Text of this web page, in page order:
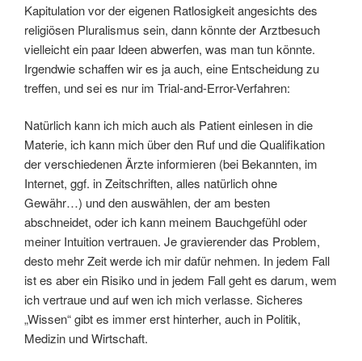
Kapitulation vor der eigenen Ratlosigkeit angesichts des
religiösen Pluralismus sein, dann könnte der Arztbesuch
vielleicht ein paar Ideen abwerfen, was man tun könnte.
Irgendwie schaffen wir es ja auch, eine Entscheidung zu
treffen, und sei es nur im Trial-and-Error-Verfahren:
Natürlich kann ich mich auch als Patient einlesen in die
Materie, ich kann mich über den Ruf und die Qualifikation
der verschiedenen Ärzte informieren (bei Bekannten, im
Internet, ggf. in Zeitschriften, alles natürlich ohne
Gewähr…) und den auswählen, der am besten
abschneidet, oder ich kann meinem Bauchgefühl oder
meiner Intuition vertrauen. Je gravierender das Problem,
desto mehr Zeit werde ich mir dafür nehmen. In jedem Fall
ist es aber ein Risiko und in jedem Fall geht es darum, wem
ich vertraue und auf wen ich mich verlasse. Sicheres
„Wissen“ gibt es immer erst hinterher, auch in Politik,
Medizin und Wirtschaft.